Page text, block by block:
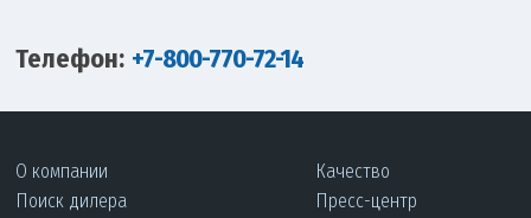
Телефон: +7-800-770-72-14
О компании
Поиск дилера
Качество
Пресс-центр